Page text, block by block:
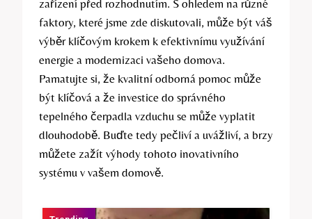
zařízení před rozhodnutím. S ohledem na různé
faktory, které jsme zde diskutovali, může být váš
výběr klíčovým krokem k efektivnímu využívání
energie a modernizaci vašeho domova.
Pamatujte si, že kvalitní odborná pomoc může
být klíčová a že investice do správného
tepelného čerpadla vzduchu se může vyplatit
dlouhodobě. Buďte tedy pečliví a uvážliví, a brzy
můžete zažít výhody tohoto inovativního
systému v vašem domově.